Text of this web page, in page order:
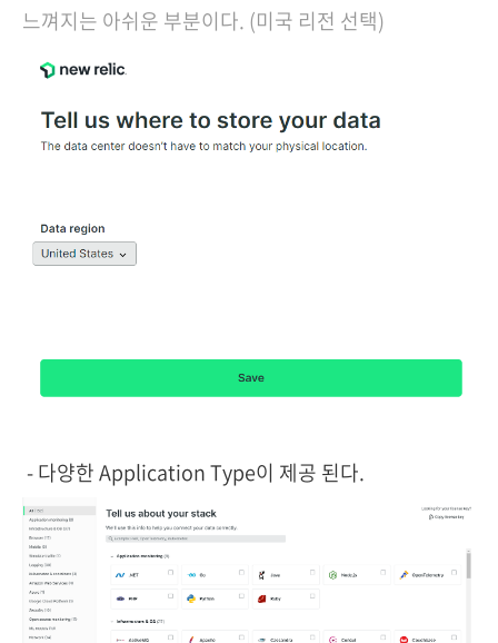
느껴지는 아쉬운 부분이다. (미국 리전 선택)
- 다양한 Application Type이 제공 된다.